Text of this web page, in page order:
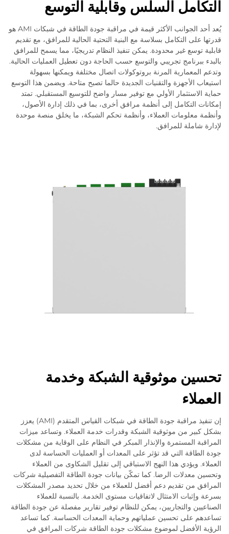
التكامل السلس وقابلية التوسع
يُعد أحد الجوانب الأكثر قيمة في مراقبة جودة الطاقة في شبكات AMI هو
قدرتها على التكامل بسلاسة مع البنية التحتية الحالية للمرافق، مع تقديم
قابلية توسع غير محدودة. يمكن تنفيذ النظام تدريجيًا، مما يسمح للمرافق
بالبدء ببرنامج تجريبي والتوسع حسب الحاجة دون تعطيل العمليات الحالية.
وتدعم المعمارية المرنة بروتوكولات اتصال مختلفة ويمكنها بسهولة
استيعاب الأجهزة والتقنيات الجديدة حالما تصبح متاحة. ويضمن هذا التوسع
حماية الاستثمار الأولي مع توفير مسار واضح للتوسيع المستقبلي. تمتد
إمكانات التكامل إلى أنظمة مرافق أخرى، بما في ذلك إدارة الأصول،
وأنظمة معلومات العملاء، وأنظمة تحكم الشبكة، ما يخلق منصة موحدة
لإدارة شاملة للمرافق.
تحسين موثوقية الشبكة وخدمة
العملاء
إن تنفيذ مراقبة جودة الطاقة في شبكات القياس المتقدم (AMI) يعزز
بشكل كبير من موثوقية الشبكة وقدرات خدمة العملاء. وتساعد ميزات
المراقبة المستمرة والإنذار المبكر في النظام على الوقاية من مشكلات
جودة الطاقة التي قد تؤثر على المعدات أو العمليات الحساسة لدى
العملاء. ويؤدي هذا النهج الاستباقي إلى تقليل الشكاوى من العملاء
وتحسين معدلات الرضا. كما تمكّن بيانات جودة الطاقة التفصيلية شركات
المرافق من تقديم دعم أفضل للعملاء من خلال تحديد مصدر المشكلات
بسرعة وإثبات الامتثال لاتفاقيات مستوى الخدمة. بالنسبة للعملاء
الصناعيين والتجاريين، يمكن للنظام توفير تقارير مفصلة عن جودة الطاقة
تساعدهم على تحسين عملياتهم وحماية المعدات الحساسة. كما تساعد
الرؤية الأفضل لموضوع مشكلات جودة الطاقة شركات المرافق في